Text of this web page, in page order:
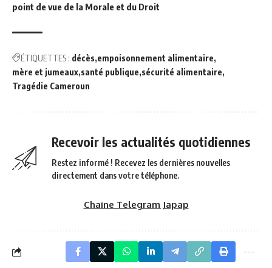
point de vue de la Morale et du Droit
ÉTIQUETTES : décès empoisonnement alimentaire
mère et jumeaux santé publique sécurité alimentaire
Tragédie Cameroun
Recevoir les actualités quotidiennes
Restez informé ! Recevez les dernières nouvelles
directement dans votre téléphone.
Chaine Telegram Japap